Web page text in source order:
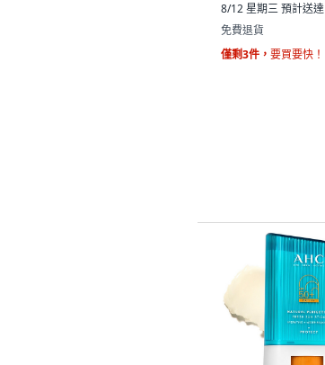
8/12 星期三預計送達
免費退貨
僅剩3件， 要買要快！